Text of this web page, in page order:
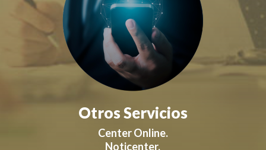
Otros Servicios
Center Online.
Noticenter.